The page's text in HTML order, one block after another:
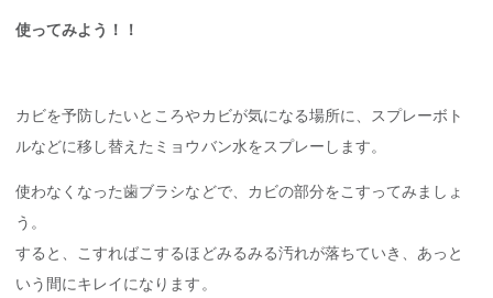
使ってみよう！！
カビを予防したいところやカビが気になる場所に、スプレーボト
ルなどに移し替えたミョウバン水をスプレーします。
使わなくなった歯ブラシなどで、カビの部分をこすってみましょ
う。
すると、こすればこするほどみるみる汚れが落ちていき、あっと
いう間にキレイになります。